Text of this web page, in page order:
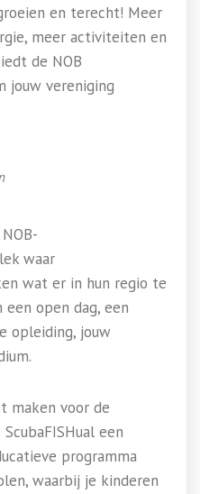
en terecht! Meer
meer activiteiten en
de NOB
jouw vereniging
waar
wat er in hun regio te
open dag, een
opleiding, jouw
maken voor de
een
programma
waarbij je kinderen